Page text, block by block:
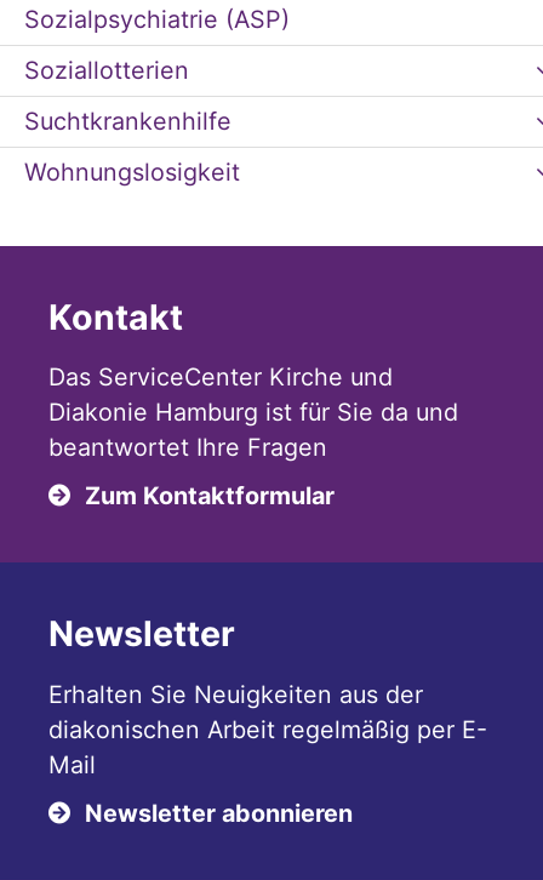
Sozialpsychiatrie (ASP)
Soziallotterien
Suchtkrankenhilfe
Wohnungslosigkeit
Kontakt
Das ServiceCenter Kirche und
Diakonie Hamburg ist für Sie da und
beantwortet Ihre Fragen
Zum Kontaktformular
Newsletter
Erhalten Sie Neuigkeiten aus der
diakonischen Arbeit regelmäßig per E-
Mail
Newsletter abonnieren